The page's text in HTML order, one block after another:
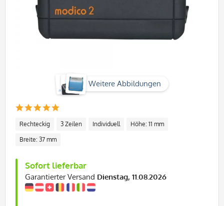
Weitere Abbildungen
Rechteckig 3 Zeilen Individuell Höhe: 11 mm
Breite: 37 mm
Sofort lieferbar
Garantierter Versand Dienstag, 11.08.2026